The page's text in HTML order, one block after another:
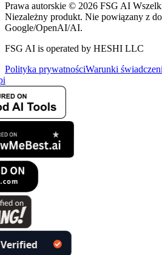
Prawa autorskie © 2026 FSG AI
Niezależny produkt. Nie powiązany z
Google/OpenAI/AI.
FSG AI is operated by HESHI LLC
Polityka prywatnościWarunki